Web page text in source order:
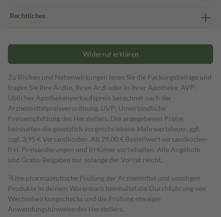
Rechtliches
Widerruf erklären
Zu Risiken und Nebenwirkungen lesen Sie die Packungsbeilage und
fragen Sie Ihre Ärztin, Ihren Arzt oder in Ihrer Apotheke. AVP:
Üblicher Apothekenverkaufspreis berechnet nach der
Arzneimittelpreisverordnung. UVP: Unverbindliche
Preisempfehlung des Herstellers. Die angegebenen Preise
beinhalten die gesetzlich vorgeschriebene Mehrwertsteuer, ggf.
zzgl. 3,95 € Versandkosten. Ab 29,00 € Bestell­wert versand­kosten­
frei. Preisänderungen und Irrtümer vorbehalten. Alle Angebote
und Gratis-Beigaben nur solange der Vorrat reicht.
1 Eine pharmazeutische Prüfung der Arzneimittel und sonstigen
Produkte in deinem Warenkorb beinhaltet die Durchführung von
Wechselwirkungschecks und die Prüfung etwaiger
Anwendungshinweise des Herstellers.